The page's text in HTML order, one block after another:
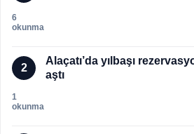
6
okunma
2
Alaçatı’da yılbaşı
aştı
1
okunma